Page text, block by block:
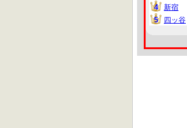
4
4
新宿
5
5 四ッ谷